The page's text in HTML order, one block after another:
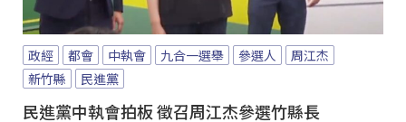
政經 都會 中執會 九合一選舉 參選人
周江杰
新竹縣
民進黨
民進黨中執會拍板 徵召周江杰參選竹縣長